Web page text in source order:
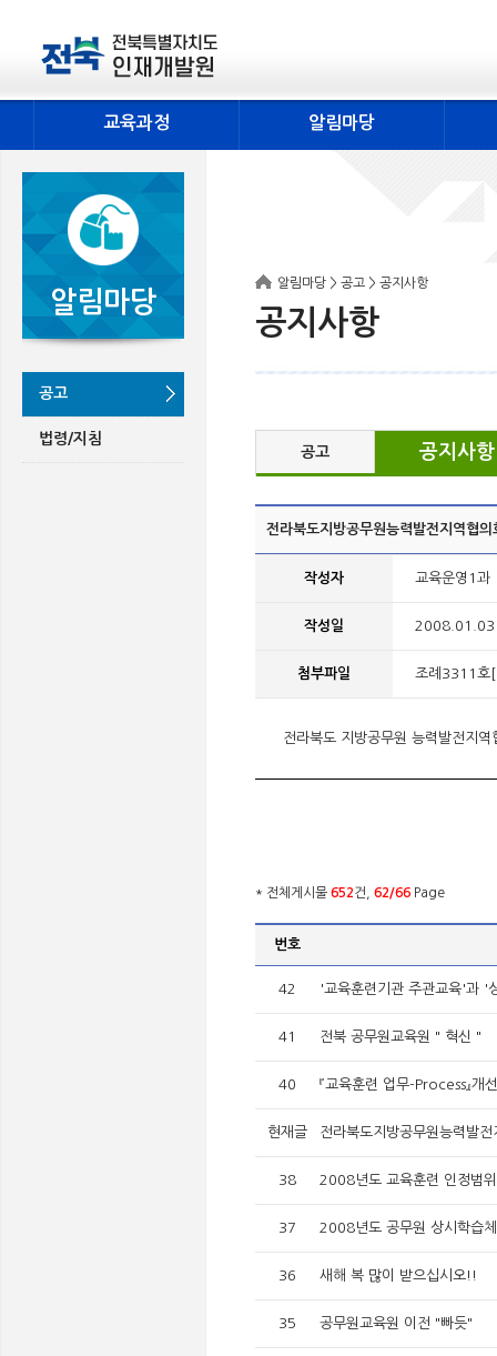
교육과정 알림마당
알림마당
공고
법령/지침
알림마당 > 공고 > 공지사항
공지사항
공고 공지사항
전라북도지방공무원능력발전지역협의
작성자 교육운영1과
작성일 2008.01.03
첨부파일 조례3311
전라북도 지방공무원 능력발전지
* 전체게시물 652건, 62/66 Page
번호
42 '교육훈련기관 주관교육'과 '
41 전북 공무원교육원 " 혁신 "
40 『교육훈련 업무-Process』개
현재글 전라북도지방공무원능력발
38 2008년도 교육훈련 인정범
37 2008년도 공무원 상시학습
36 새해 복 많이 받으십시오!!
35 공무원교육원 이전 "빠듯"